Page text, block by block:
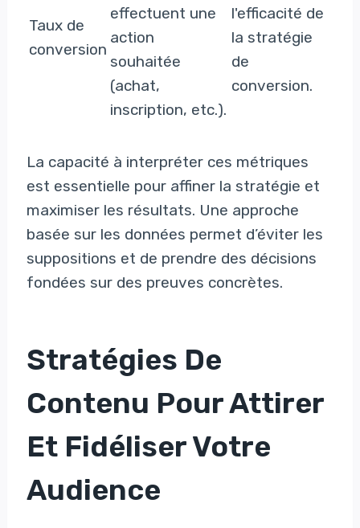
Taux de
conversion
effectuent une
action
souhaitée
(achat,
inscription, etc.).
l'efficacité de
la stratégie
de
conversion.
La capacité à interpréter ces métriques
est essentielle pour affiner la stratégie et
maximiser les résultats. Une approche
basée sur les données permet d’éviter les
suppositions et de prendre des décisions
fondées sur des preuves concrètes.
Stratégies De
Contenu Pour Attirer
Et Fidéliser Votre
Audience